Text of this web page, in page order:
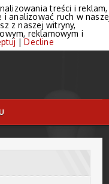
treści i reklam,
i analizować ruch w
z naszej witryny,
reklamowym i
|Decline